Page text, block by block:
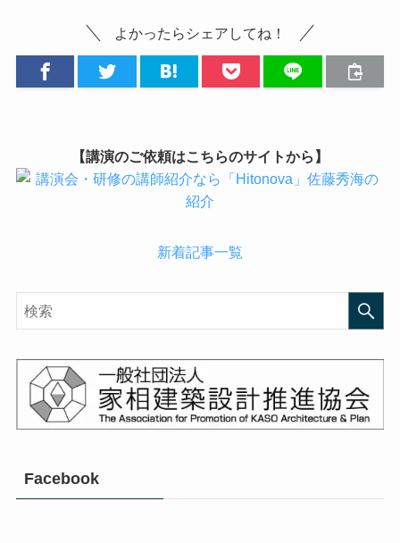
よかったらシェアしてね！
【講演のご依頼はこちらのサイトから】
新着記事一覧
Facebook